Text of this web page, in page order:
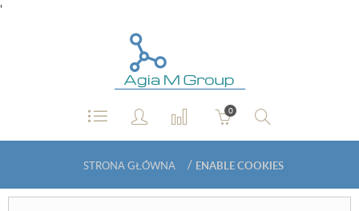
'
0
STRONA GŁÓWNA / ENABLE COOKIES